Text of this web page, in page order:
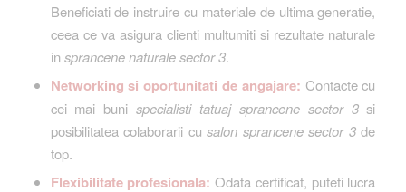
Beneficiati de instruire cu materiale de ultima generatie,
ceea ce va asigura clienti multumiti si rezultate naturale
in sprancene naturale sector 3.
Networking si oportunitati de angajare: Contacte cu
cei mai bunispecialisti tatuaj sprancene sector 3si
posibilitatea colaborarii cusalon sprancene sector 3de
top.
Flexibilitate profesionala: Odata certificat, puteti lucra